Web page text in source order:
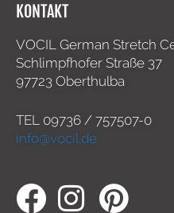
KONTAKT
VOCIL German Stretch
Schlimpfhofer Straße 37
97723 Oberthulba
TEL 09736 / 757507-0
info@vocil.de